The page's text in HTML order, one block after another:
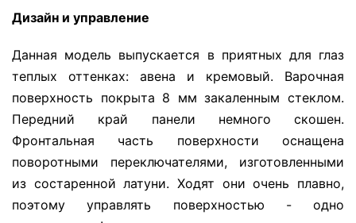
Дизайн и управление
Данная модель выпускается в приятных для глаз
теплых оттенках: авена и кремовый. Варочная
поверхность покрыта 8 мм закаленным стеклом.
Передний край панели немного скошен.
Фронтальная часть поверхности оснащена
поворотными переключателями, изготовленными
из состаренной латуни. Ходят они очень плавно,
поэтому управлять поверхностью - одно